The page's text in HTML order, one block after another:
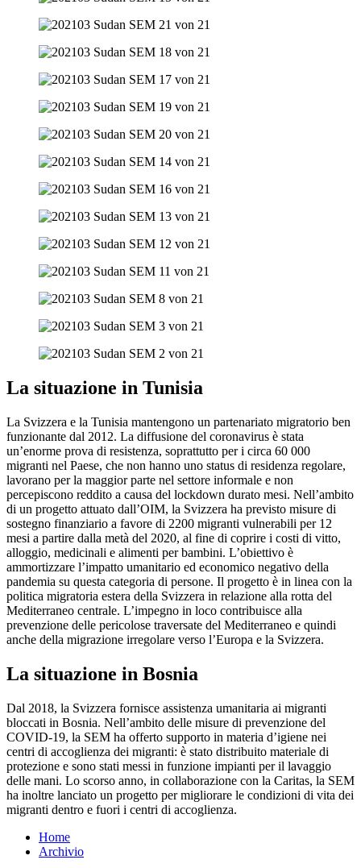
La situazione in Tunisia
La Svizzera e la Tunisia mantengono un partenariato migratorio ben
funzionante dal 2012. La diffusione del coronavirus è stata
un’enorme prova di resistenza, soprattutto per i circa 60 000
migranti nel Paese, che non hanno uno status di residenza regolare,
lavorano per la maggior parte nel settore informale e non
percepiscono reddito a causa del lockdown durato mesi. Nell’ambito
di un progetto attuato dall’OIM, la Svizzera ha previsto misure di
sostegno finanziario a favore di 2200 migranti vulnerabili per 12
mesi a partire dalla metà del 2020, al fine di coprire i costi di vitto,
alloggio, medicinali e alimenti per bambini. L’obiettivo è
ammortizzare l’impatto umanitario ed economico negativo della
pandemia su questa categoria di persone. Il progetto è in linea con la
politica migratoria estera della Svizzera in relazione alla rotta del
Mediterraneo centrale. L’impegno in loco contribuisce alla
prevenzione delle pericolose traversate del Mediterraneo e quindi
anche della migrazione irregolare verso l’Europa e la Svizzera.
La situazione in Bosnia
Dal 2018, la Svizzera fornisce assistenza umanitaria ai migranti
bloccati in Bosnia. Nell’ambito delle misure di prevenzione del
COVID-19, la SEM ha offerto supporto in materia d’igiene nei
centri di accoglienza dei migranti: è stato distribuito materiale di
protezione e sono stati messi in funzione impianti per il lavaggio
delle mani. Lo scorso anno, in collaborazione con la Caritas, la SEM
ha inoltre lanciato un progetto per migliorare le condizioni di vita dei
migranti dentro e fuori i centri di accoglienza.
Home
Archivio